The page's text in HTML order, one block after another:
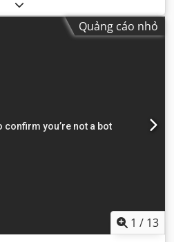
Quảng cáo nhỏ
1 / 13